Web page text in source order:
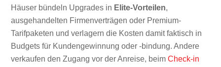
Häuser bündeln Upgrades in Elite-Vorteilen,
ausgehandelten Firmenverträgen oder Premium-
Tarifpaketen und verlagern die Kosten damit faktisch in
Budgets für Kundengewinnung oder -bindung. Andere
verkaufen den Zugang vor der Anreise, beimCheck-in